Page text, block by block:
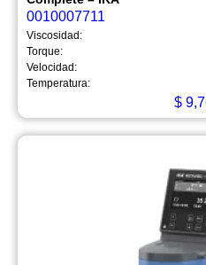
0010007711
Viscosidad:
Torque:
Velocidad:
Temperatura:
$